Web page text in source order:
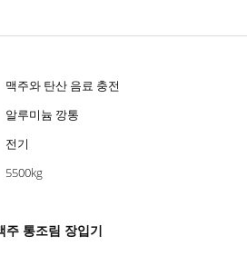
맥주와 탄산 음료 충전
알루미늄 깡통
전기
5500kg
주 통조림 장입기